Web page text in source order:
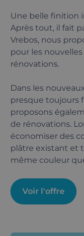
Une belle finition
Après tout, il fait
Vrebos, nous
pour les
rénovations.
Dans les
presque toujours
proposons
de rénovations.
économiser des
plâtre existant et
même couleur
Voir l'offre